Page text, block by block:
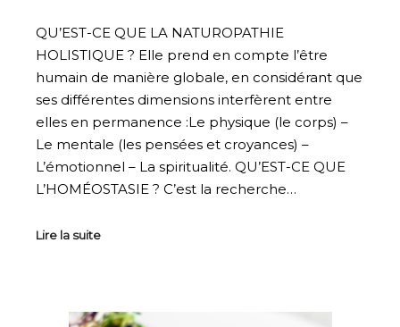
QU’EST-CE QUE LA NATUROPATHIE
HOLISTIQUE ? Elle prend en compte l’être
humain de manière globale, en considérant que
ses différentes dimensions interfèrent entre
elles en permanence :Le physique (le corps) –
Le mentale (les pensées et croyances) –
L’émotionnel – La spiritualité. QU’EST-CE QUE
L’HOMÉOSTASIE ? C’est la recherche…
Lire la suite